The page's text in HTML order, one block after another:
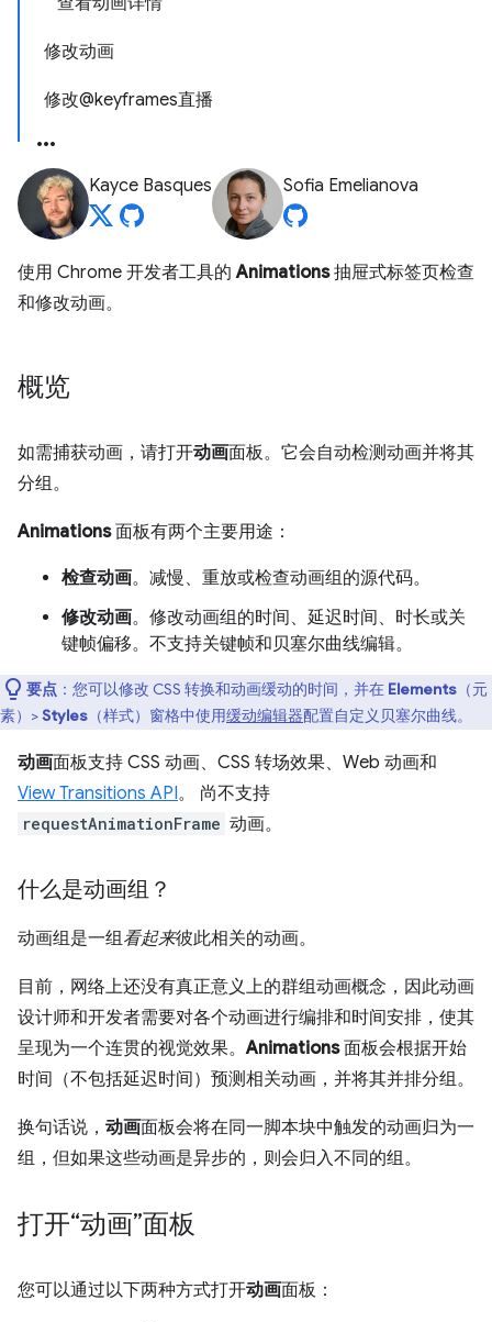
修改动画
修改@keyframes直播
Kayce Basques Sofia Emelianova
使用 Chrome 开发者工具的Animations抽屉式标签页检查
和修改动画。
概览
如需捕获动画，请打开动画面板。它会自动检测动画并将其
分组。
Animations面板有两个主要用途：
检查动画。减慢、重放或检查动画组的源代码。
修改动画。修改动画组的时间、延迟时间、时长或关
键帧偏移。不支持关键帧和贝塞尔曲线编辑。
要点 ：您可以修改 CSS 转换和动画缓动的时间，并在 Elements （元
素）>Styles （样式）窗格中使用缓动编辑器配置自定义贝塞尔曲线。
动画面板支持 CSS 动画、CSS 转场效果、Web 动画和
View Transitions API。 尚不支持
requestAnimationFrame 动画。
什么是动画组？
动画组是一组看起来彼此相关的动画。
目前，网络上还没有真正意义上的群组动画概念，因此动画
设计师和开发者需要对各个动画进行编排和时间安排，使其
呈现为一个连贯的视觉效果。Animations面板会根据开始
时间（不包括延迟时间）预测相关动画，并将其并排分组。
换句话说， 动画面板会将在同一脚本块中触发的动画归为一
组，但如果这些动画是异步的，则会归入不同的组。
打开“动画”面板
您可以通过以下两种方式打开动画面板：